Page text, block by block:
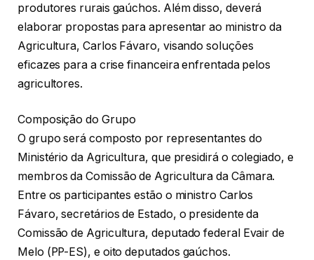
produtores rurais gaúchos. Além disso, deverá
elaborar propostas para apresentar ao ministro da
Agricultura, Carlos Fávaro, visando soluções
eficazes para a crise financeira enfrentada pelos
agricultores.
Composição do Grupo
O grupo será composto por representantes do
Ministério da Agricultura, que presidirá o colegiado, e
membros da Comissão de Agricultura da Câmara.
Entre os participantes estão o ministro Carlos
Fávaro, secretários de Estado, o presidente da
Comissão de Agricultura, deputado federal Evair de
Melo (PP-ES), e oito deputados gaúchos.